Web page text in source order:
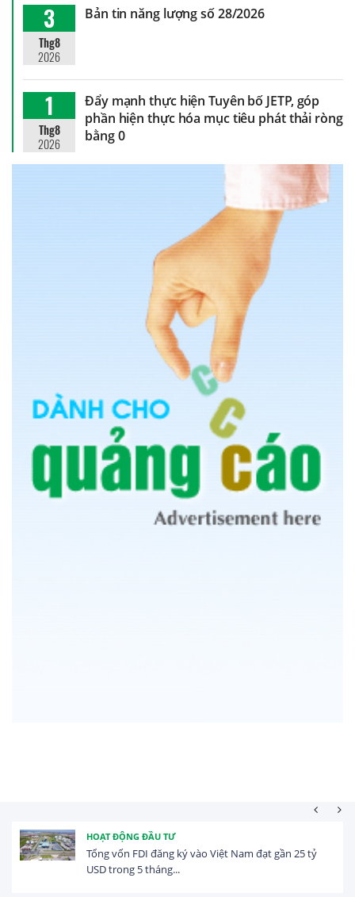
3
Thg8
2026
Bản tin năng lượng số 28/2026
1
Thg8
2026
Đẩy mạnh thực hiện Tuyên bố JETP, góp
phần hiện thực hóa mục tiêu phát thải ròng
bằng 0
HOẠT ĐỘNG ĐẦU TƯ
Tổng vốn FDI đăng ký vào Việt Nam đạt gần 25 tỷ
USD trong 5 tháng...